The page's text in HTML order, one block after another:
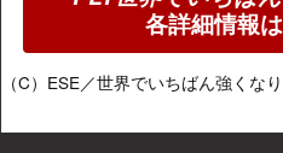
各詳細情報
（C）ESE／世界でいちばん強くな